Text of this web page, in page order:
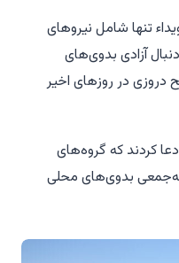
تنها شامل نیروهای
آزادی بدوی‌های
در روزهای اخیر
کردند که گروه‌های
بدوی‌های محلی